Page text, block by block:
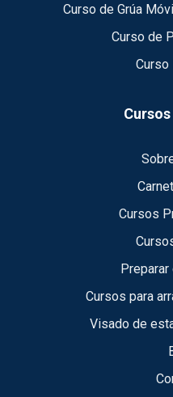
Curso de Grúa
Curso de
Curso
Cursos
Cursos para
Visado de